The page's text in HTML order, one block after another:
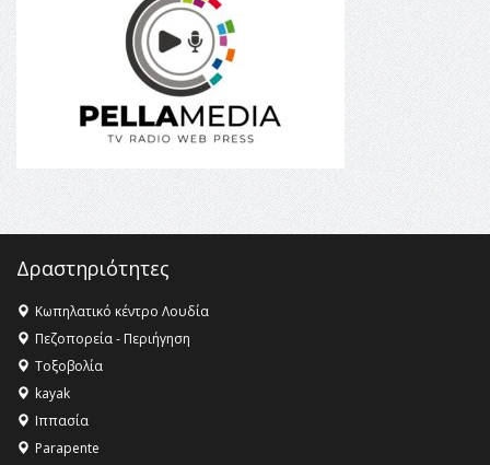
Το πρόγραμμα του ΠΑΟΚ στον δεύτερο γύρο του
Champions League!
Όλυμπος: Εντάχθηκε στον Κατάλογο Παγκόσμιας
Κληρονομιάς της UNESCO – Ομόφωνη η απόφαση Ο
Όλυμπος αναγνωρίστηκε ως φυσικό και πολιτιστικό
αγαθό εξέχουσας οικουμενικής αξίας για την
16:18 - ΕΝΟΡΙΑΚΕΣ ΚΑΛΟΚΑΙΡΙΝΕΣ ΔΡΑΣΕΙΣ ΓΙΑ ΠΑΙΔΙΑ
ΣΤΗΝ ΕΔΕΣΣΑ
Δραστηριότητες
Κωπηλατικό κέντρο Λουδία
Πεζοπορεία - Περιήγηση
Τοξοβολία
kayak
Ιππασία
Parapente